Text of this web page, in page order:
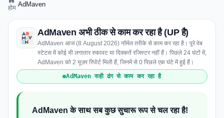
होम AdMaven
AdMaven अभी ठीक से काम कर रहा है (UP है)
AdMaven आज (8 August 2026) नॉर्मल तरीके से काम कर रहा है। पूरे वेब
स्टेटस में कोई भी लगातार रुकावट या दिक्कतें रजिस्टर नहीं हैं। पिछले 24 घंटों में,
AdMaven को 2 यूज़र रिपोर्ट मिली हैं, जिनमें से 0 पिछले एक घंटे में हुई हैं।
AdMaven सही ढंग से काम कर रहा है
AdMaven के साथ सब कुछ सुचारू रूप से चल रहा है!